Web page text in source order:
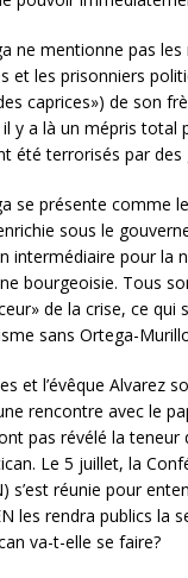
ne mentionne pas les
et les prisonniers
caprices») de son
y a là un mépris total
été terrorisés par des
se présente comme
sous le
intermédiaire pour la
bourgeoisie. Tous
de la crise, ce qui
sans Ortega-
et l’évêque Alvarez
rencontre avec le
pas révélé la teneur
Le 5 juillet, la
s’est réunie pour
les rendra publics la
va-t-elle se faire?